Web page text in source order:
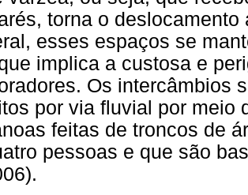
torna o
esses espaços se
implica a custosa e
Os intercâmbios
por via fluvial por meio
feitas de troncos de
pessoas e que são